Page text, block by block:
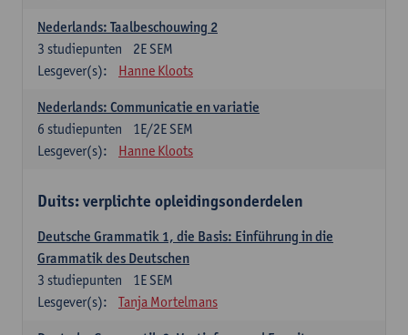
Nederlands: Taalbeschouwing 2
2E SEM
3 studiepunten
Lesgever(s):
Hanne Kloots
Nederlands: Communicatie en variatie
1E/2E SEM
6 studiepunten
Lesgever(s):
Hanne Kloots
Duits: verplichte opleidingsonderdelen
Deutsche Grammatik 1, die Basis: Einführung in die
Grammatik des Deutschen
1E SEM
3 studiepunten
Lesgever(s):
Tanja Mortelmans